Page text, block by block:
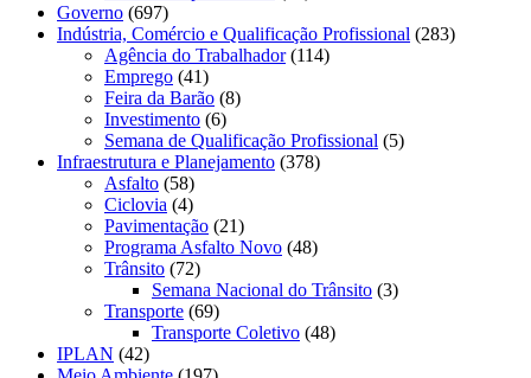
Governo (697)
Indústria, Comércio e Qualificação Profissional (283)
Agência do Trabalhador(114)
Emprego (41)
Feira da Barão (8)
Investimento (6)
Semana de Qualificação Profissional (5)
Infraestrutura e Planejamento (378)
Asfalto (58)
Ciclovia (4)
Pavimentação (21)
Programa Asfalto Novo (48)
Trânsito (72)
Semana Nacional do Trânsito (3)
Transporte (69)
Transporte Coletivo (48)
IPLAN (42)